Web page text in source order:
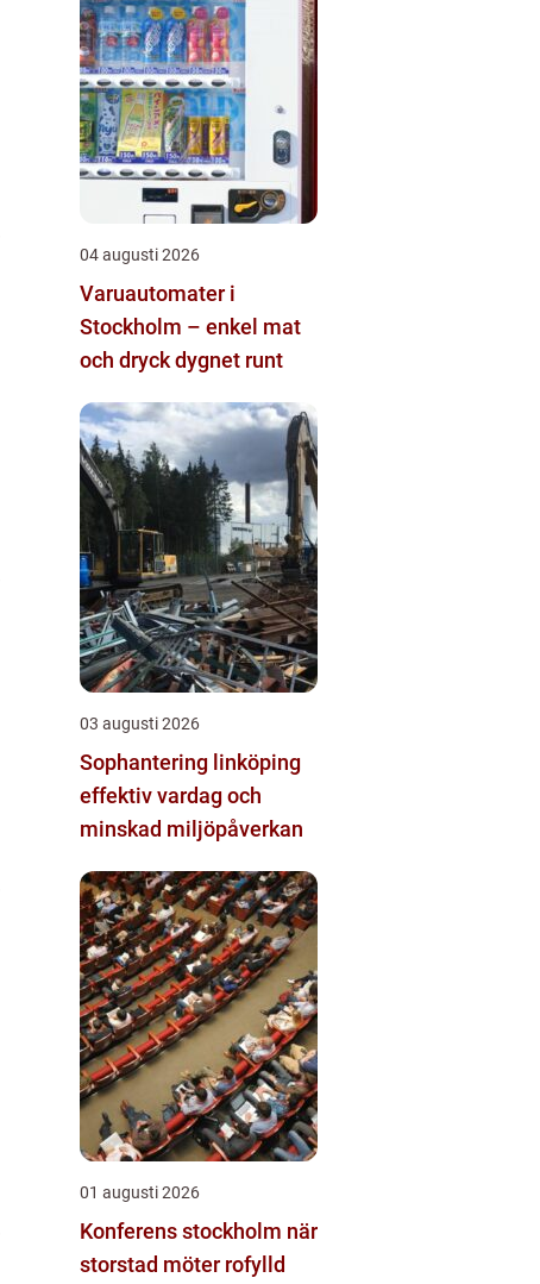
04 augusti 2026
Varuautomater i
Stockholm – enkel mat
och dryck dygnet runt
03 augusti 2026
Sophantering linköping
effektiv vardag och
minskad miljöpåverkan
01 augusti 2026
Konferens stockholm när
storstad möter rofylld